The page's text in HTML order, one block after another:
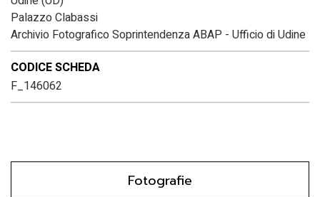
Palazzo Clabassi
Archivio Fotografico Soprintendenza ABAP - Ufficio di Udine
CODICE SCHEDA
F_146062
Fotografie